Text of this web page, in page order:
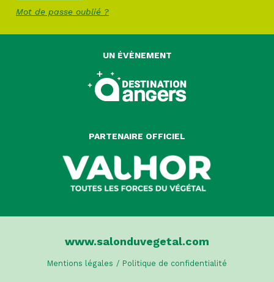
Mot de passe oublié ?
UN ÉVÈNEMENT
PARTENAIRE OFFICIEL
www.salonduvegetal.com
Mentions légales / Politique de confidentialité